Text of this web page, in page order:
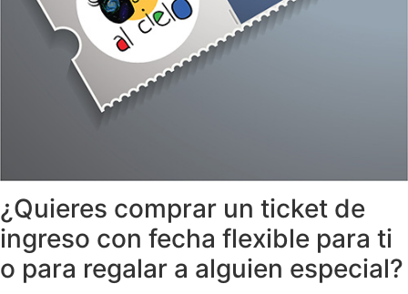
¿Quieres comprar un ticket de
ingreso con fecha flexible para ti
o para regalar a alguien especial?